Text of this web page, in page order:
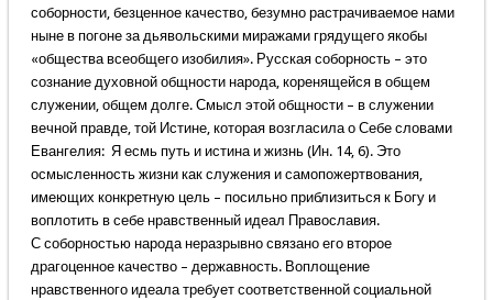
соборности, безценное качество, безумно растрачиваемое нами
ныне в погоне за дьявольскими миражами грядущего якобы
«общества всеобщего изобилия». Русская соборность – это
сознание духовной общности народа, коренящейся в общем
служении, общем долге. Смысл этой общности – в служении
вечной правде, той Истине, которая возгласила о Себе словами
Евангелия: Я есмь путь и истина и жизнь (Ин. 14, 6). Это
осмысленность жизни как служения и самопожертвования,
имеющих конкретную цель – посильно приблизиться к Богу и
воплотить в себе нравственный идеал Православия.
С соборностью народа неразрывно связано его второе
драгоценное качество – державность. Воплощение
нравственного идеала требует соответственной социальной